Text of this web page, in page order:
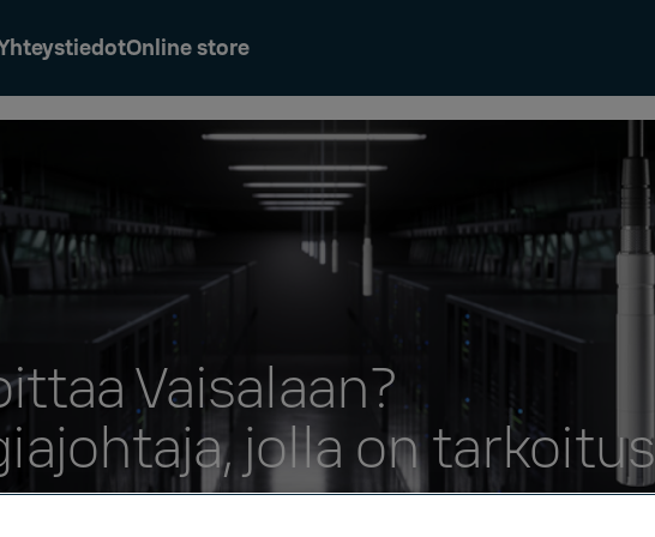
Online store
Vaisalaan?
jolla on tarkoitus